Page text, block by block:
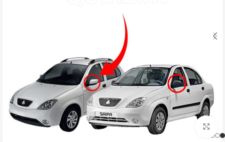
بزرگنمایی تصویر